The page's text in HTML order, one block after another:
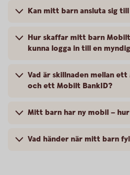
Kan mitt barn ansluta sig
Hur skaffar mitt barn
kunna logga in till en
Vad är skillnaden mellan
och ett Mobilt BankID?
Mitt barn har ny mobil –
Vad händer när mitt barn